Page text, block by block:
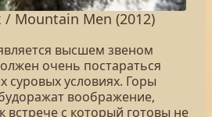
Mountain Men (2012)
высшем звеном
очень постараться
суровых условиях. Горы
воображение,
встрече с который готовы не